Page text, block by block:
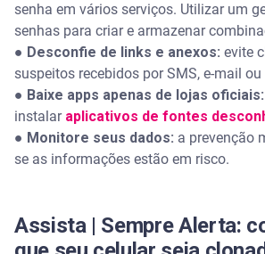
senha em vários serviços. Utilizar um
senhas para criar e armazenar
● Desconfie de links e anexos: evite
suspeitos recebidos por SMS, e-mail
● Baixe apps apenas de lojas oficiais:
instalar aplicativos de fontes
● Monitore seus dados: a prevenção
se as informações estão em risco.
Assista | Sempre Alerta: